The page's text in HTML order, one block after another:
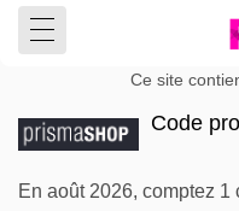
Ce site
Code
En août 2026, comptez 1